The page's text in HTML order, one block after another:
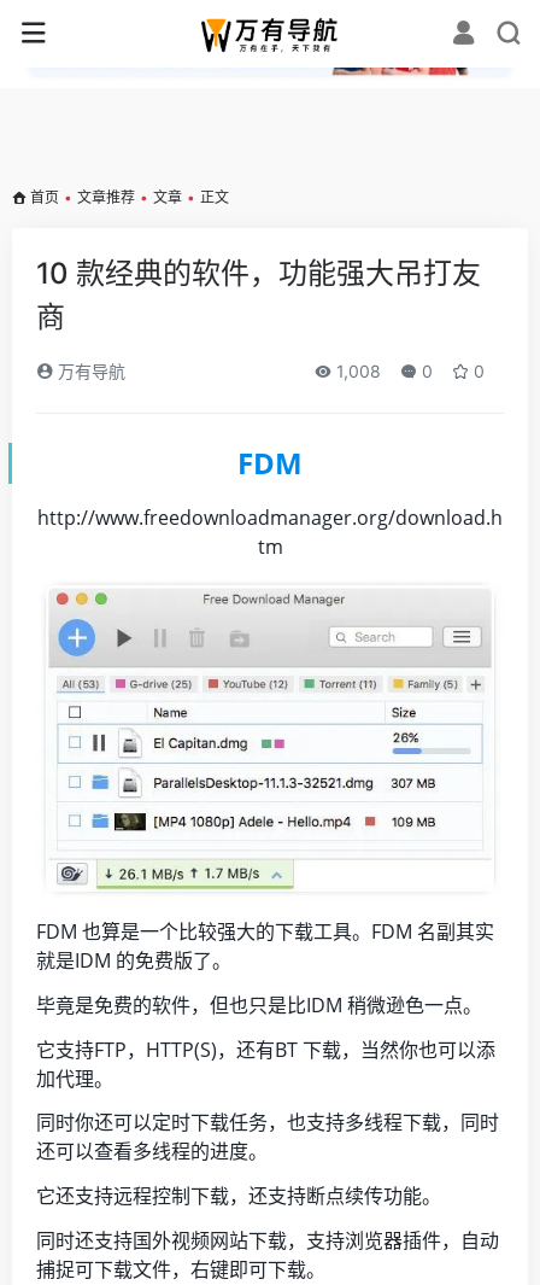
✕
首页 • 文章推荐 • 文章 • 正文
10 款经典的软件，功能强大吊打友
商
万有导航 1,008 0 0
FDM
http://www.freedownloadmanager.org/download.h
tm
FDM 也算是一个比较强大的下载工具。FDM 名副其实
就是IDM 的免费版了。
毕竟是免费的软件，但也只是比IDM 稍微逊色一点。
它支持FTP，HTTP(S)，还有BT 下载，当然你也可以添
加代理。
同时你还可以定时下载任务，也支持多线程下载，同时
还可以查看多线程的进度。
它还支持远程控制下载，还支持断点续传功能。
同时还支持国外视频网站下载，支持浏览器插件，自动
捕捉可下载文件，右键即可下载。